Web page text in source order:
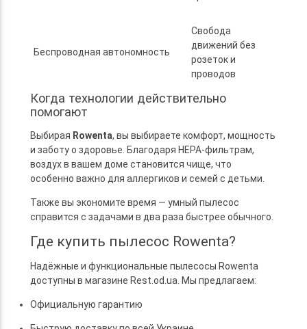
Беспроводная автономность
Свобода
движений без
розеток и
проводов
Когда технологии действительно
помогают
Выбирая Rowenta, вы выбираете комфорт, мощность
и заботу о здоровье. Благодаря HEPA-фильтрам,
воздух в вашем доме становится чище, что
особенно важно для аллергиков и семей с детьми.
Также вы экономите время — умный пылесос
справится с задачами в два раза быстрее обычного.
Где купить пылесос Rowenta?
Надёжные и функциональные пылесосы Rowenta
доступны в магазине Rest.od.ua. Мы предлагаем:
Официальную гарантию